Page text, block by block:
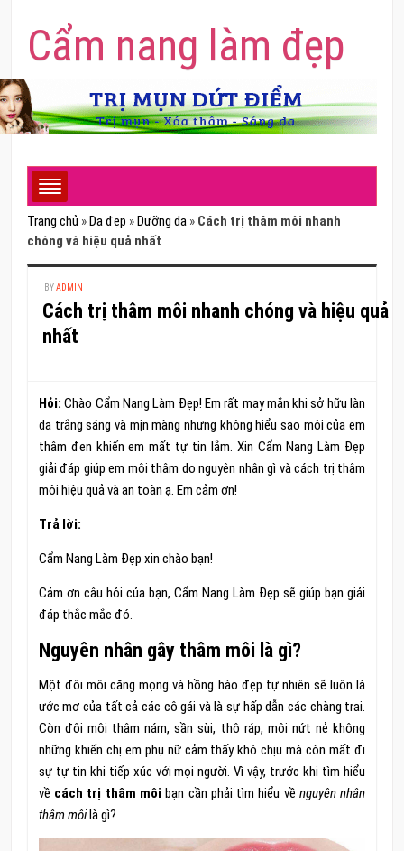
Cẩm nang làm đẹp
Trang chủ » Da đẹp » Dưỡng da » Cách trị thâm môi nhanh
chóng và hiệu quả nhất
BYADMIN
Cách trị thâm môi nhanh chóng và hiệu quả
nhất
Hỏi:Chào Cẩm Nang Làm Đẹp! Em rất may mắn khi sở hữu làn
da trắng sáng và mịn màng nhưng không hiểu sao môi của em
thâm đen khiến em mất tự tin lắm. Xin Cẩm Nang Làm Đẹp
giải đáp giúp em môi thâm do nguyên nhân gì và cách trị thâm
môi hiệu quả và an toàn ạ. Em cảm ơn!
Trả lời:
Cẩm Nang Làm Đẹp xin chào bạn!
Cảm ơn câu hỏi của bạn, Cẩm Nang Làm Đẹp sẽ giúp bạn giải
đáp thắc mắc đó.
Nguyên nhân gây thâm môi là gì?
Một đôi môi căng mọng và hồng hào đẹp tự nhiên sẽ luôn là
ước mơ của tất cả các cô gái và là sự hấp dẫn các chàng trai.
Còn đôi môi thâm nám, sần sùi, thô ráp, môi nứt nẻ không
những khiến chị em phụ nữ cảm thấy khó chịu mà còn mất đi
sự tự tin khi tiếp xúc với mọi người. Vì vậy, trước khi tìm hiểu
về cách trị thâm môibạn cần phải tìm hiểu về nguyên nhân
thâm môilà gì?